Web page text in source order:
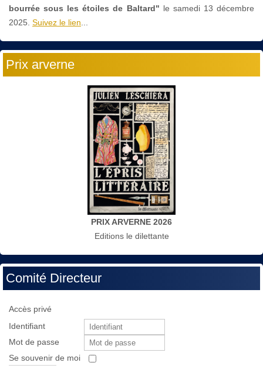
bourrée sous les étoiles de Baltard" le samedi 13 décembre
2025. Suivez le lien...
Prix arverne
PRIX ARVERNE 2026
Editions le dilettante
Comité Directeur
Accès privé
Identifiant
Mot de passe
Se souvenir de moi